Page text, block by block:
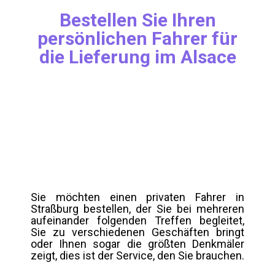
Bestellen Sie Ihren
persönlichen Fahrer für
die Lieferung im Alsace
Sie möchten einen privaten Fahrer in
Straßburg bestellen, der Sie bei mehreren
aufeinander folgenden Treffen begleitet,
Sie zu verschiedenen Geschäften bringt
oder Ihnen sogar die größten Denkmäler
zeigt, dies ist der Service, den Sie brauchen.